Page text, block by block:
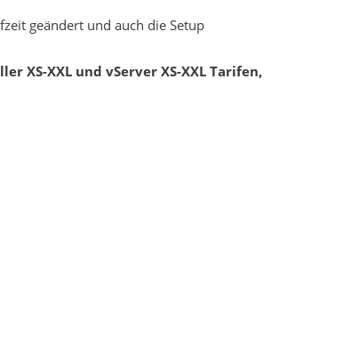
geändert und auch die Setup
XS-XXL und vServer XS-XXL Tarifen,